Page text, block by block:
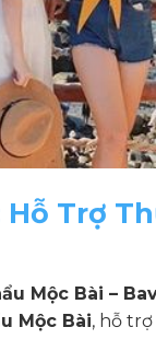
Trợ
Mộc Bài –
Mộc Bài, hỗ